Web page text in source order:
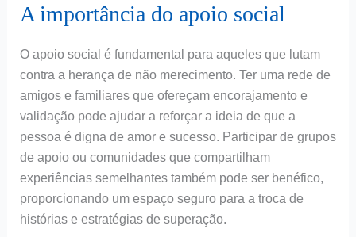
A importância do apoio social
O apoio social é fundamental para aqueles que lutam
contra a herança de não merecimento. Ter uma rede de
amigos e familiares que ofereçam encorajamento e
validação pode ajudar a reforçar a ideia de que a
pessoa é digna de amor e sucesso. Participar de grupos
de apoio ou comunidades que compartilham
experiências semelhantes também pode ser benéfico,
proporcionando um espaço seguro para a troca de
histórias e estratégias de superação.